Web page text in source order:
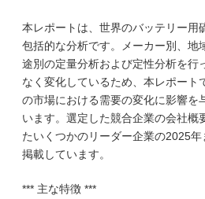
本レポートは、世界のバッテリー用
包括的な分析です。メーカー別、地
途別の定量分析および定性分析を行
なく変化しているため、本レポート
の市場における需要の変化に影響を
います。選定した競合企業の会社概
たいくつかのリーダー企業の2025
掲載しています。
*** 主な特徴 ***